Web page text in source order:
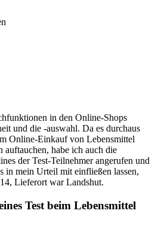
in den Online-Shops
und die -auswahl. Da es durchaus
Online-Einkauf von Lebensmittel
auftauchen, habe ich auch die
der Test-Teilnehmer angerufen und
in mein Urteil mit einfließen lassen,
Lieferort war Landshut.
Test beim Lebensmittel